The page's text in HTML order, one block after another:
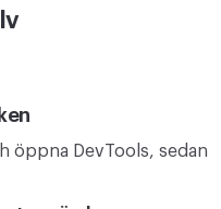
öppna DevTools, sedan